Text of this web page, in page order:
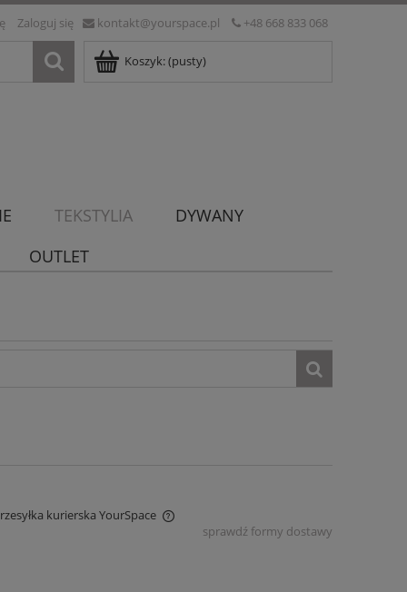
kontakt@yourspace.pl +48 668 833 068
Zaloguj się
Koszyk:(pusty)
TEKSTYLIA
DYWANY
OUTLET
kurierska YourSpace
sprawdź formy dostawy